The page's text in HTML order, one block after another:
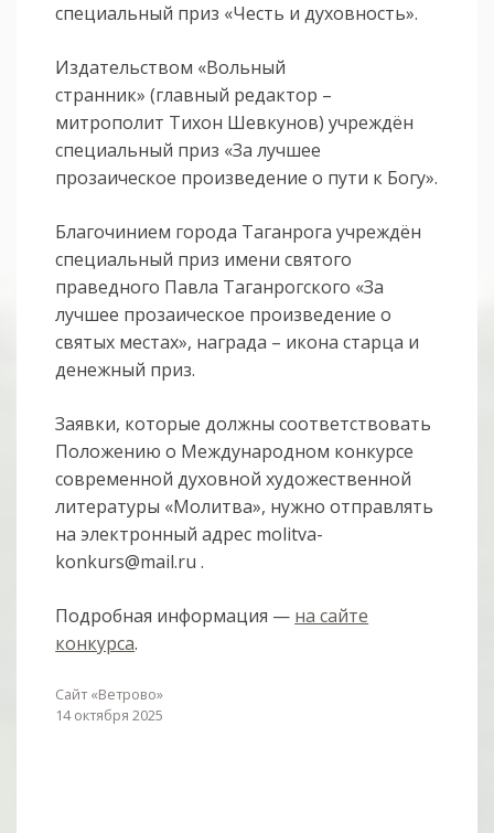
специальный приз «Честь и духовность».
Издательством «Вольный
странник» (главный редактор –
митрополит Тихон Шевкунов) учреждён
специальный приз «За лучшее
прозаическое произведение о пути к Богу».
Благочинием города Таганрога учреждён
специальный приз имени святого
праведного Павла Таганрогского «За
лучшее прозаическое произведение о
святых местах», награда – икона старца и
денежный приз.
Заявки, которые должны соответствовать
Положению о Международном конкурсе
современной духовной художественной
литературы «Молитва», нужно отправлять
на электронный адрес molitva-
konkurs@mail.ru .
Подробная информация — на сайте
конкурса.
Сайт «Ветрово»
14 октября 2025